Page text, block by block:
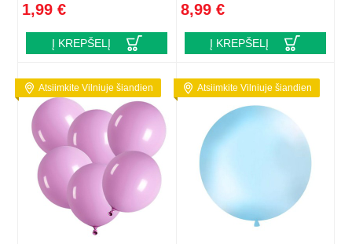
1,99 €
Į KREPŠELĮ
8,99 €
Į KREPŠELĮ
Atsiimkite Vilniuje šiandien Atsiimkite Vilniuje šiandien